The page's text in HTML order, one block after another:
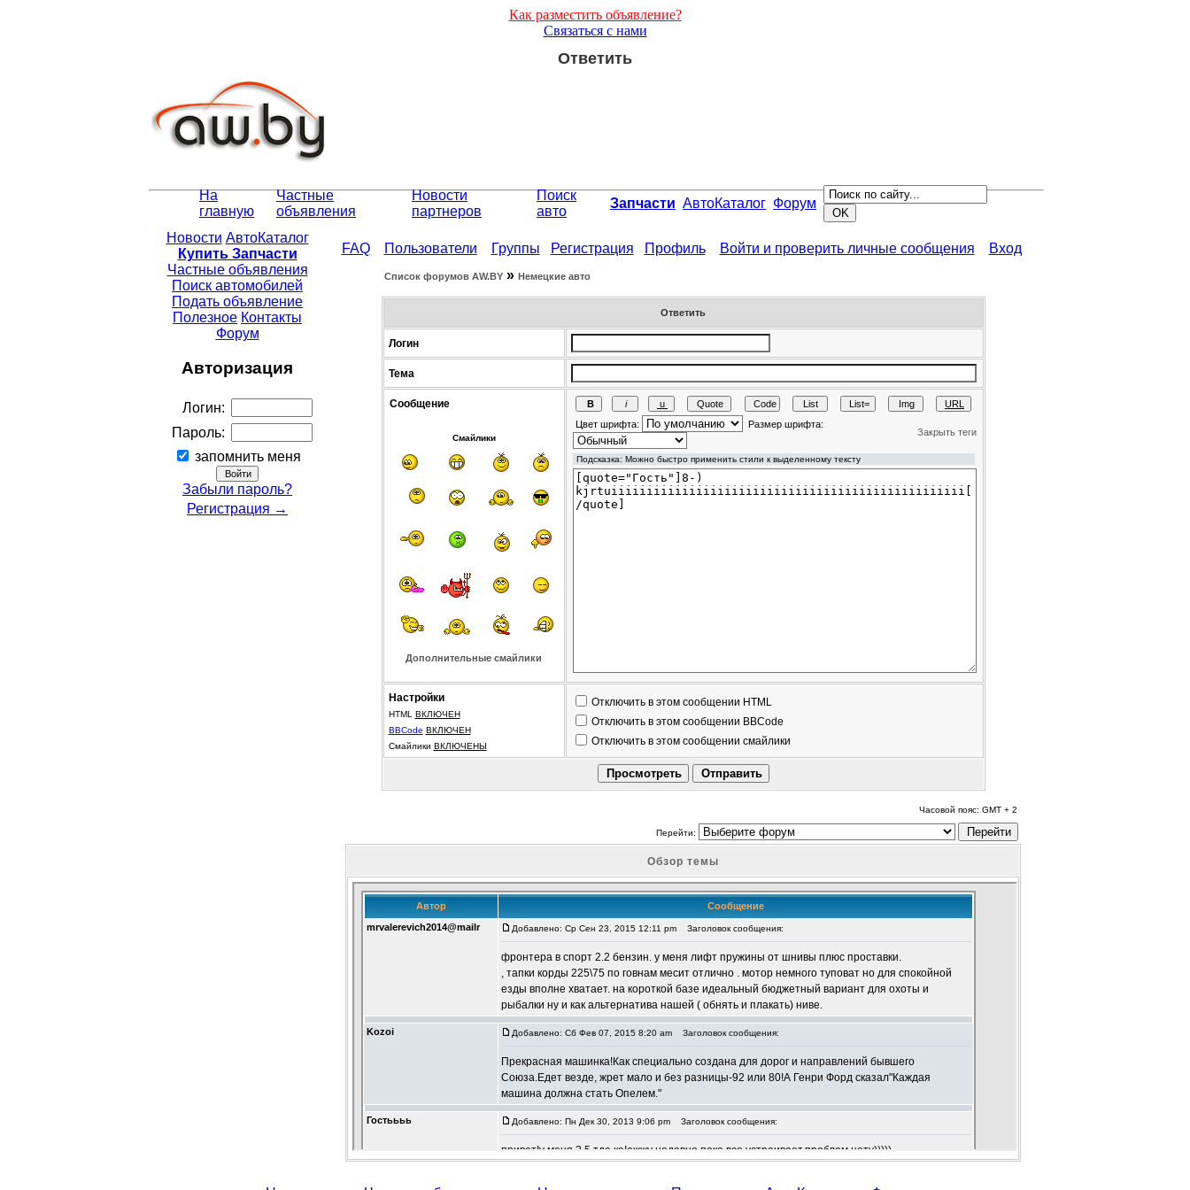
Как разместить объявление?
Связаться с нами
Ответить
На
главную
Частные
объявления
Новости
партнеров
Поиск
авто
Запчасти АвтоКаталог Форум
Новости АвтоКаталог
Купить Запчасти
Частные объявления
Поиск автомобилей
Подать объявление
Полезное Контакты
Форум
Авторизация
Логин:
Пароль:
запомнить меня
Забыли пароль?
Регистрация →
FAQ Пользователи Группы Регистрация Профиль Войти и проверить личные сообщения Вход
Список форумов АW.BY» Немецкие авто
Ответить
Логин
Тема
Сообщение
Смайлики
Дополнительные смайлики
Цвет шрифта: Размер шрифта:
Закрыть теги
Настройки
HTML ВКЛЮЧЕН
BBCode ВКЛЮЧЕН
Смайлики ВКЛЮЧЕНЫ
Отключить в этом сообщении HTML
Отключить в этом сообщении BBCode
Отключить в этом сообщении смайлики
Часовой пояс: GMT + 2
Перейти:
Обзор темы